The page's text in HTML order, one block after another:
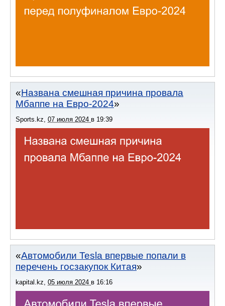
Названа смешная причина провала
Мбаппе на Евро-2024
Sports.kz 07 июля 2024 в 19:39
Автомобили Tesla впервые попали в
перечень госзакупок Китая
kapital.kz, 05 июля 2024 в 16:16